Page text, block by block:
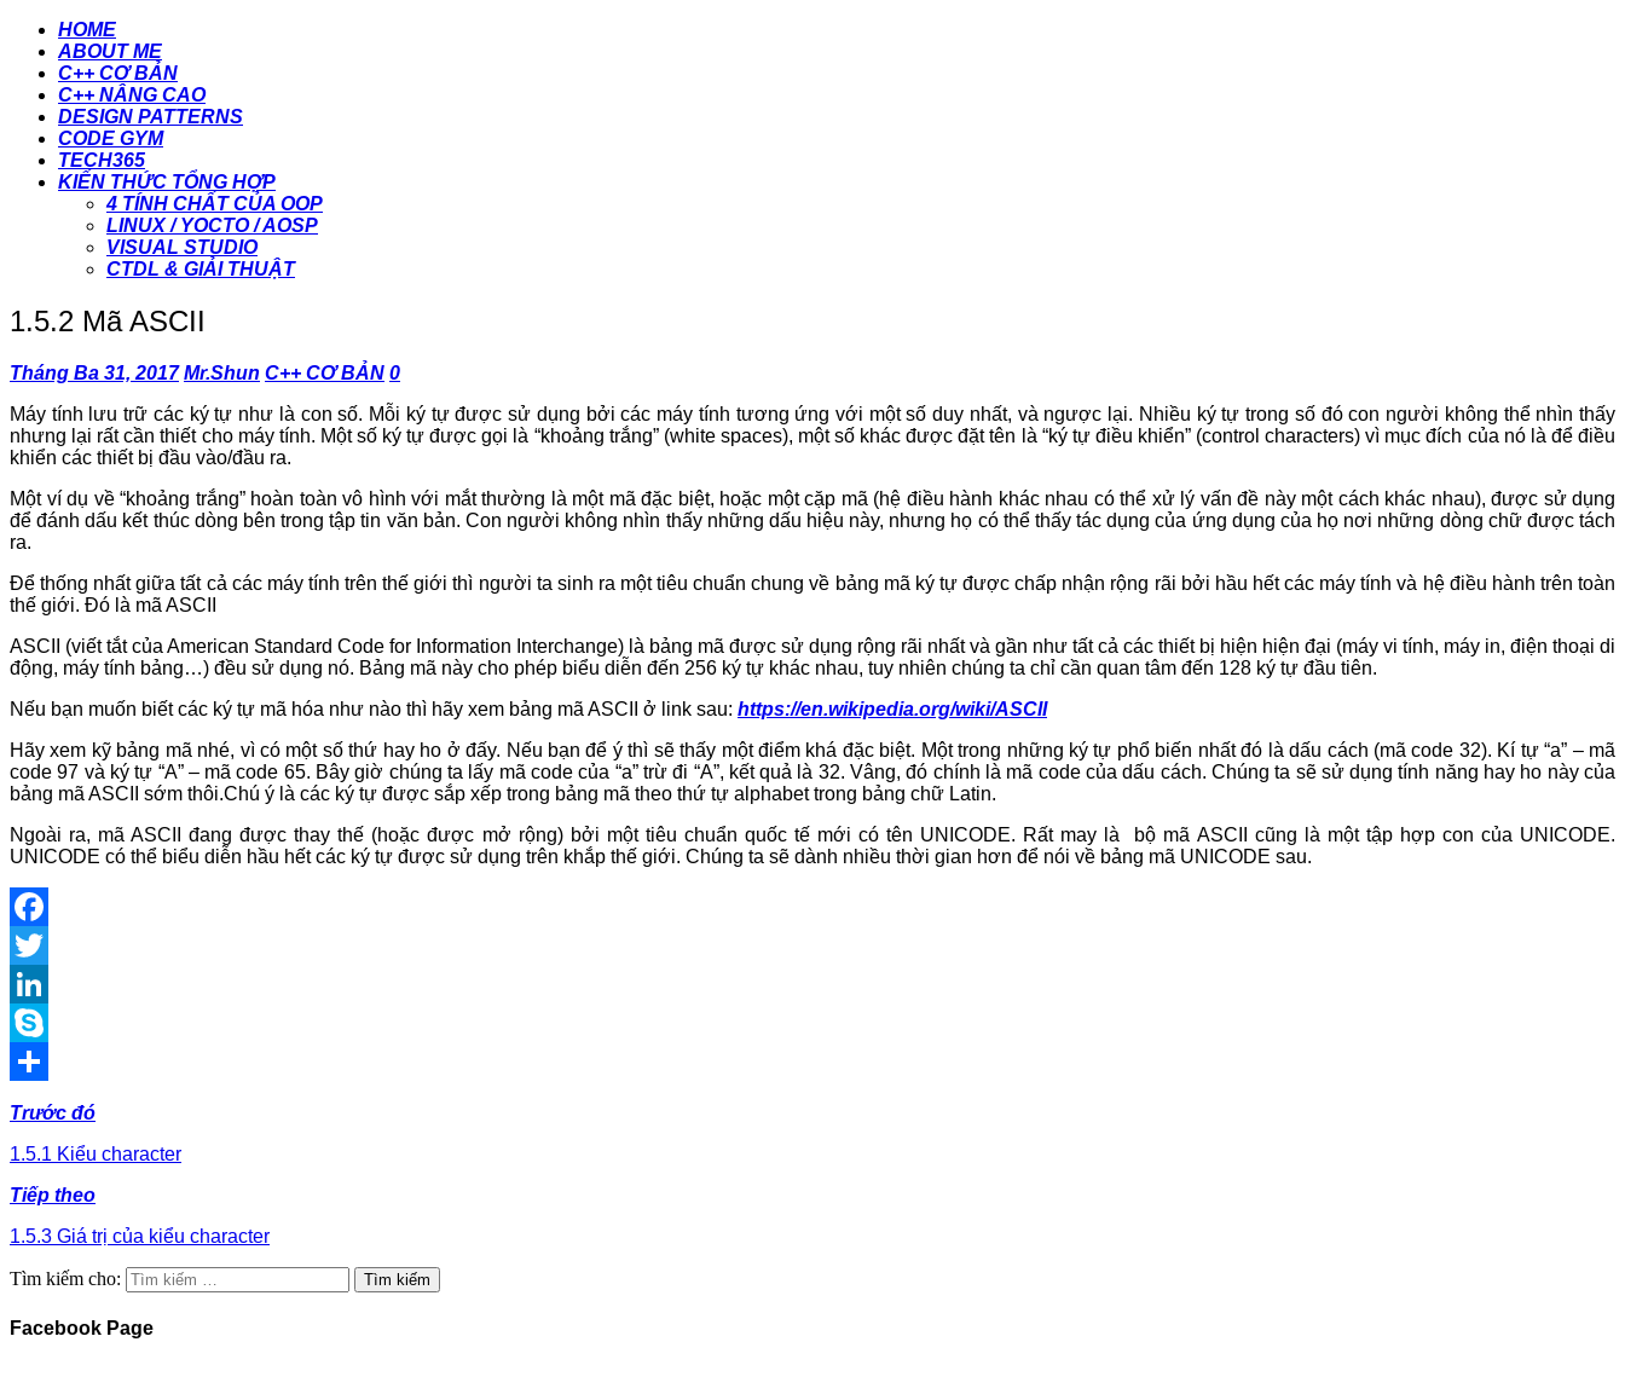
HOME
ABOUT ME
C++ CƠ BẢN
C++ NÂNG CAO
DESIGN PATTERNS
CODE GYM
TECH365
KIẾN THỨC TỔNG HỢP
4 TÍNH CHẤT CỦA OOP
LINUX / YOCTO / AOSP
VISUAL STUDIO
CTDL & GIẢI THUẬT
1.5.2 Mã ASCII
Tháng Ba 31, 2017 Mr.Shun C++ CƠ BẢN 0
Máy tính lưu trữ các ký tự như là con số. Mỗi ký tự được sử dụng bởi các máy tính tương ứng với một số duy nhất, và ngược lại. Nhiều ký tự trong số đó con người không thể nhìn thấy
nhưng lại rất cần thiết cho máy tính. Một số ký tự được gọi là “khoảng trắng” (white spaces), một số khác được đặt tên là “ký tự điều khiển” (control characters) vì mục đích của nó là để điều
khiển các thiết bị đầu vào/đầu ra.
Một ví dụ về “khoảng trắng” hoàn toàn vô hình với mắt thường là một mã đặc biệt, hoặc một cặp mã (hệ điều hành khác nhau có thể xử lý vấn đề này một cách khác nhau), được sử dụng
để đánh dấu kết thúc dòng bên trong tập tin văn bản. Con người không nhìn thấy những dấu hiệu này, nhưng họ có thể thấy tác dụng của ứng dụng của họ nơi những dòng chữ được tách
ra.
Để thống nhất giữa tất cả các máy tính trên thế giới thì người ta sinh ra một tiêu chuẩn chung về bảng mã ký tự được chấp nhận rộng rãi bởi hầu hết các máy tính và hệ điều hành trên toàn
thế giới. Đó là mã ASCII
ASCII (viết tắt của American Standard Code for Information Interchange) là bảng mã được sử dụng rộng rãi nhất và gần như tất cả các thiết bị hiện hiện đại (máy vi tính, máy in, điện thoại di
động, máy tính bảng…) đều sử dụng nó. Bảng mã này cho phép biểu diễn đến 256 ký tự khác nhau, tuy nhiên chúng ta chỉ cần quan tâm đến 128 ký tự đầu tiên.
Nếu bạn muốn biết các ký tự mã hóa như nào thì hãy xem bảng mã ASCII ở link sau: https://en.wikipedia.org/wiki/ASCII
Hãy xem kỹ bảng mã nhé, vì có một số thứ hay ho ở đấy. Nếu bạn để ý thì sẽ thấy một điểm khá đặc biệt. Một trong những ký tự phổ biến nhất đó là dấu cách (mã code 32). Kí tự “a” – mã
code 97 và ký tự “A” – mã code 65. Bây giờ chúng ta lấy mã code của “a” trừ đi “A”, kết quả là 32. Vâng, đó chính là mã code của dấu cách. Chúng ta sẽ sử dụng tính năng hay ho này của
bảng mã ASCII sớm thôi.Chú ý là các ký tự được sắp xếp trong bảng mã theo thứ tự alphabet trong bảng chữ Latin.
Ngoài ra, mã ASCII đang được thay thế (hoặc được mở rộng) bởi một tiêu chuẩn quốc tế mới có tên UNICODE. Rất may là bộ mã ASCII cũng là một tập hợp con của UNICODE.
UNICODE có thể biểu diễn hầu hết các ký tự được sử dụng trên khắp thế giới. Chúng ta sẽ dành nhiều thời gian hơn để nói về bảng mã UNICODE sau.
Facebook
Twitter
LinkedIn
Skype
Share
Trước đó
1.5.1 Kiểu character
Tiếp theo
1.5.3 Giá trị của kiểu character
Tìm kiếm cho:
Facebook Page